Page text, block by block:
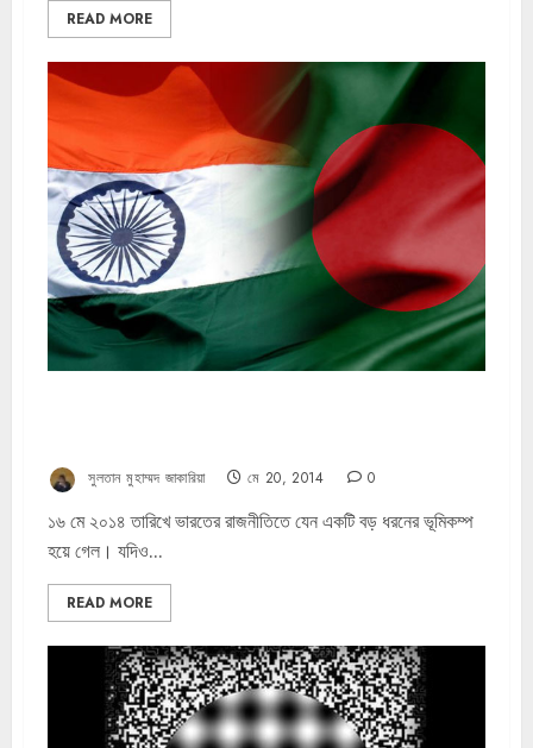
READ MORE
সুলতান মুহাম্মদ জাকারিয়া মে 20, 2014 0
১৬ মে ২০১৪ তারিখে ভারতের রাজনীতিতে যেন একটি বড় ধরনের ভূমিকম্প
হয়ে গেল। যদিও...
READ MORE